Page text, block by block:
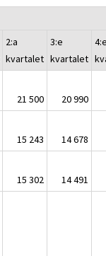
2:a
kvartalet
3:e
kvartalet
21 500
20 990
15 243
14 678
15 302
14 491